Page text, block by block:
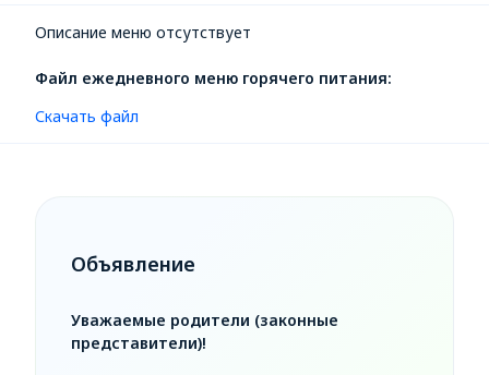
Описание меню отсутствует
Файл ежедневного меню горячего питания:
Скачать файл
Объявление
Уважаемые родители (законные
представители)!